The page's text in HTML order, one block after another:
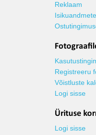
Reklaam
Registreeru
Võistluste
Logi sisse
Ürituse
Logi sisse